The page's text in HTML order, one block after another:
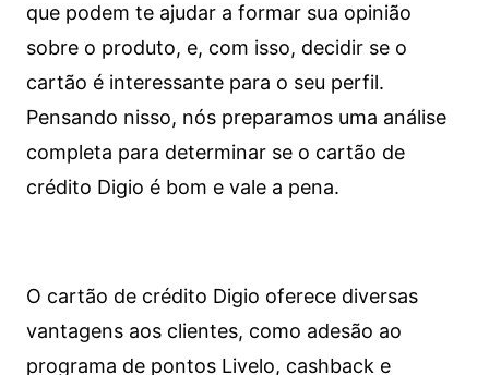
que podem te ajudar a formar sua opinião
sobre o produto, e, com isso, decidir se o
cartão é interessante para o seu perfil.
Pensando nisso, nós preparamos uma análise
completa para determinar se o cartão de
crédito Digio é bom e vale a pena.
O cartão de crédito Digio oferece diversas
vantagens aos clientes, como adesão ao
programa de pontos Livelo, cashback e